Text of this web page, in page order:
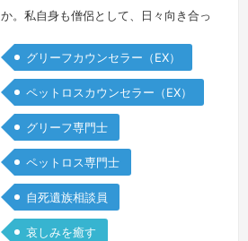
か。私自身も僧侶として、日々向き合っ
自死を選びました。末期がんで闘病生活
の最中の事でした。我が師匠が自死を選
んだこと、悩み苦しんでいる姿に自分が
何も出来なかったこと。それからグリー
フを抱える一人として、様々な苦しみを
抱える方と接してきました。その中で自
身の悲しみの向き合い方も変わってきた
と感… 続きを見る »
グリーフカウンセラー（EX）
ペットロスカウンセラー（EX）
グリーフ専門士
ペットロス専門士
自死遺族相談員
哀しみを癒す